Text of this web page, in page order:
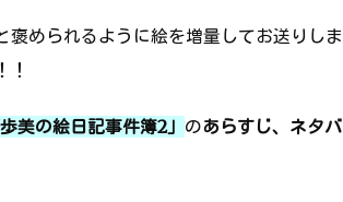
められるように絵を増量してお送りしま
美の絵日記事件簿2」 のあらすじ、ネタバ